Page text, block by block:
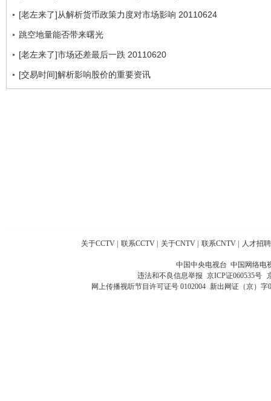
[老左来了]从解析货币政策力度对市场影响 20110624
跳空地量能否带来曙光
[老左来了]市场还差最后一跌 20110620
[交易时间]解析影响股价的重要资讯
关于CCTV 联系CCTV 关于CNTV 联系CNTV 人才招聘
中国中央电视台 中国网络电
违法和不良信息举报 京ICP证060535号
网上传播视听节目许可证号 0102004 新出网证（京）